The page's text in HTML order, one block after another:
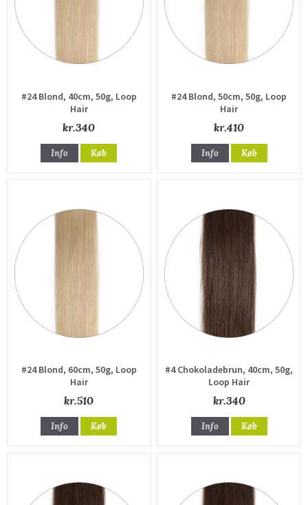
#24 Blond, 40cm, 50g, Loop
Hair
kr.340
Info Køb
#24 Blond, 50cm, 50g, Loop
Hair
kr.410
Info Køb
#24 Blond, 60cm, 50g, Loop
Hair
kr.510
Info Køb
#4 Chokoladebrun, 40cm, 50g,
Loop Hair
kr.340
Info Køb